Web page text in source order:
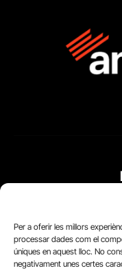
Per a oferir les millors
processar dades com el
úniques en aquest lloc. No
negativament unes certes